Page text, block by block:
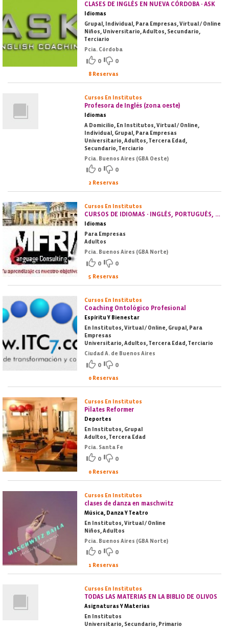
CLASES DE INGLÉS EN NUEVA CÓRDOBA - ASK
Idiomas
Grupal, Individual, Para Empresas, Virtual / Online
Niños, Universitario, Adultos, Secundario,
Terciario
Pcia. Córdoba
0 0
8 Reservas
Cursos En Institutos
Profesora de Inglés (zona oeste)
Idiomas
A Domicilio, En Institutos, Virtual / Online,
Individual, Grupal, Para Empresas
Universitario, Adultos, Tercera Edad,
Secundario, Terciario
Pcia. Buenos Aires (GBA Oeste)
0 0
2 Reservas
Cursos En Institutos
CURSOS DE IDIOMAS - INGLÉS, PORTUGUÉS, ESPAÑOL, FRANCÉS, ALEMÁN, ITALIANO
Idiomas
Para Empresas
Adultos
Pcia. Buenos Aires (GBA Norte)
0 0
5 Reservas
Cursos En Institutos
Coaching Ontológico Profesional
Espíritu Y Bienestar
En Institutos, Virtual / Online, Grupal, Para
Empresas
Universitario, Adultos, Tercera Edad, Terciario
Ciudad A. de Buenos Aires
0 0
0 Reservas
Cursos En Institutos
Pilates Reformer
Deportes
En Institutos, Grupal
Adultos, Tercera Edad
Pcia. Santa Fe
0 0
0 Reservas
Cursos En Institutos
clases de danza en maschwitz
Música, Danza Y Teatro
En Institutos, Virtual / Online
Niños, Adultos
Pcia. Buenos Aires (GBA Norte)
0 0
1 Reservas
Cursos En Institutos
TODAS LAS MATERIAS EN LA BIBLIO DE OLIVOS
Asignaturas Y Materias
En Institutos
Universitario, Secundario, Primario